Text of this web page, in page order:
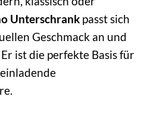
Unterschrank passt sich
Geschmack an und
ist die perfekte Basis für